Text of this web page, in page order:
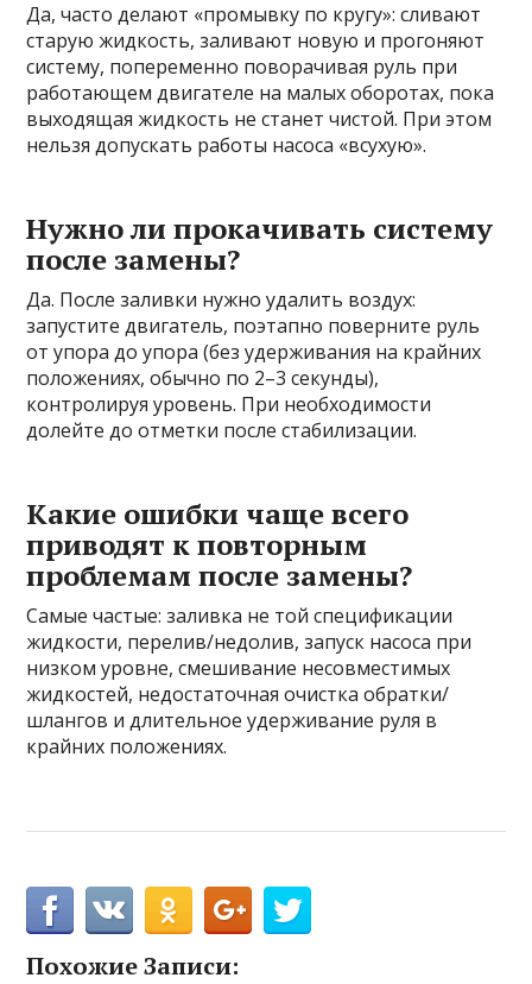
Да, часто делают «промывку по кругу»: сливают
старую жидкость, заливают новую и прогоняют
систему, попеременно поворачивая руль при
работающем двигателе на малых оборотах, пока
выходящая жидкость не станет чистой. При этом
нельзя допускать работы насоса «всухую».
Нужно ли прокачивать систему
после замены?
Да. После заливки нужно удалить воздух:
запустите двигатель, поэтапно поверните руль
от упора до упора (без удерживания на крайних
положениях, обычно по 2–3 секунды),
контролируя уровень. При необходимости
долейте до отметки после стабилизации.
Какие ошибки чаще всего
приводят к повторным
проблемам после замены?
Самые частые: заливка не той спецификации
жидкости, перелив/недолив, запуск насоса при
низком уровне, смешивание несовместимых
жидкостей, недостаточная очистка обратки/
шлангов и длительное удерживание руля в
крайних положениях.
Похожие Записи: